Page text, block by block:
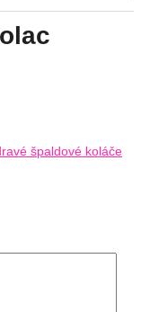
špaldové koláče